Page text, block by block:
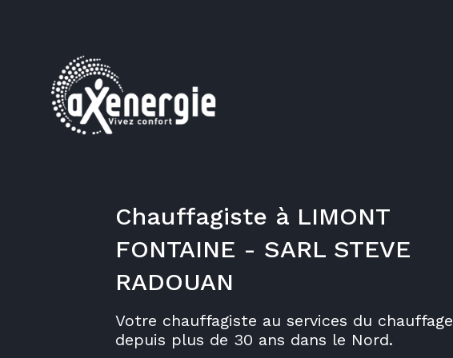
Chauffagiste à LIMONT
FONTAINE - SARL STEVE
RADOUAN
Votre chauffagiste au services du chauffage
depuis plus de 30 ans dans le Nord.